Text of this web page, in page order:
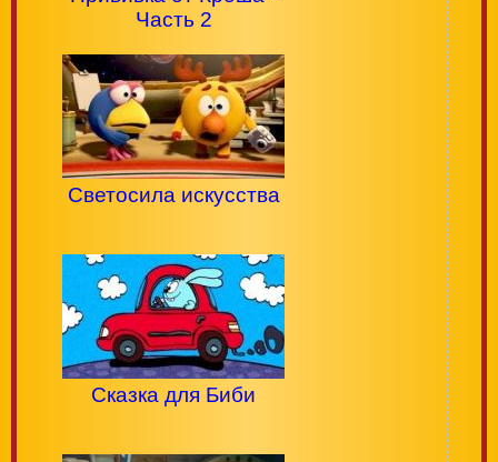
Часть 2
Светосила искусства
Сказка для Биби